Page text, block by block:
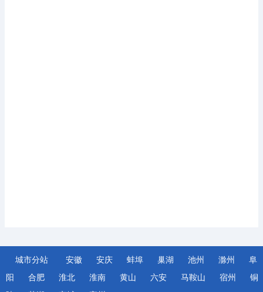
城市分站 安徽 安庆 蚌埠 巢湖 池州 滁州
阜
阳
合肥 淮北 淮南 黄山 六安 马鞍山 宿州
铜